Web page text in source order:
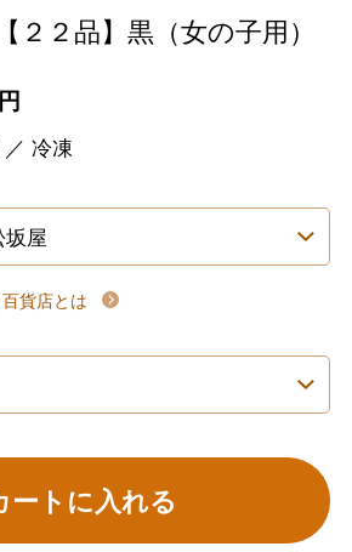
２２品】黒（女の子用）
円
／ 冷凍
貨店とは
ートに入れる